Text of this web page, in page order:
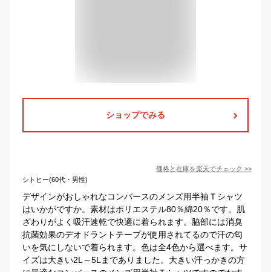
ショップでみる
価格と在庫を楽天でチェック >>
シトヒー(60代・男性)
デザインがおしゃれなコンバースのメンズ用半袖Ｔシャツ
はいかがですか。素材はポリエステル80％綿20％です。肌
ざわりがよく吸汗速乾で快適に着られます。脇部には消臭
抗菌効果のデオドラントテープが使用されてるので汗の匂
いを気にしないで着られます。色は全4色から選べます。サ
イズは大きい2L～5Lまでありました。大きい汗っかきの方